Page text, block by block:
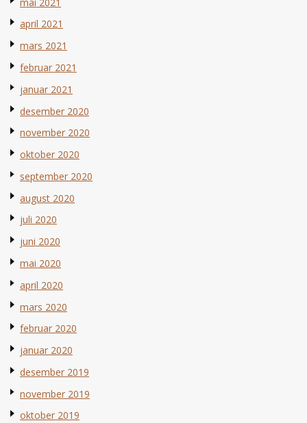
april 2021
mars 2021
februar 2021
januar 2021
desember 2020
november 2020
oktober 2020
september 2020
august 2020
juli 2020
juni 2020
mai 2020
april 2020
mars 2020
februar 2020
januar 2020
desember 2019
november 2019
oktober 2019